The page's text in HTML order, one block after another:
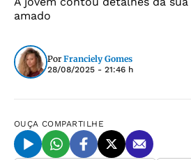
amado
Por Franciely Gomes
28/08/2025 - 21:46 h
OUÇA COMPARTILHE